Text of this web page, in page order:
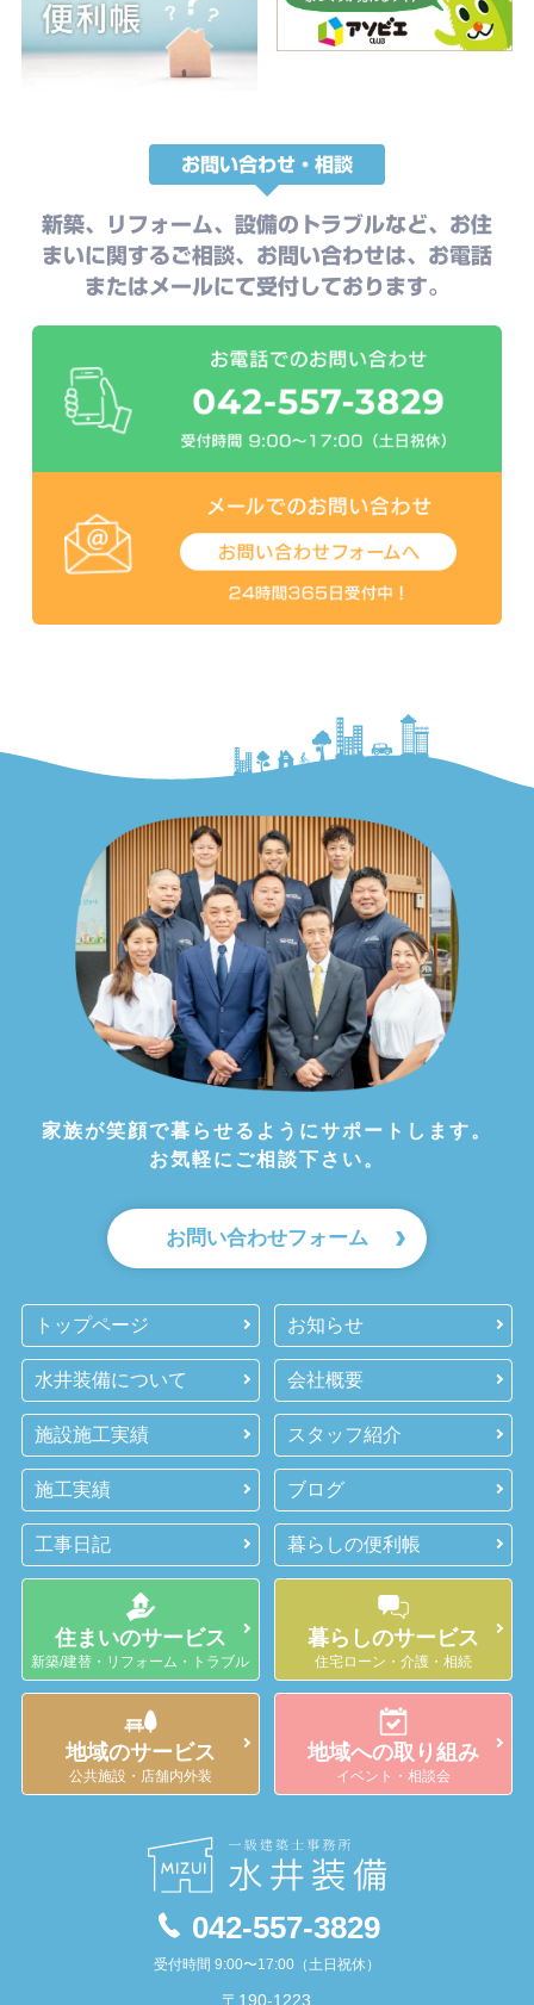
お問い合わせ・相談
新築、リフォーム、設備のトラブルなど、お住
まいに関するご相談、お問い合わせは、お電話
またはメールにて受付しております。
家族が笑顔で暮らせるようにサポートします。
お気軽にご相談下さい。
お問い合わせフォーム
042-557-3829
受付時間 9:00〜17:00（土日祝休）
〒190-1223
トップページ お知らせ
水井装備について 会社概要
施設施工実績 スタッフ紹介
施工実績 ブログ
工事日記 暮らしの便利帳
住まいのサービス
新築/建替・リフォーム・トラブル
暮らしのサービス
住宅ローン・介護・相続
地域のサービス
公共施設・店舗内外装
地域への取り組み
イベント・相談会